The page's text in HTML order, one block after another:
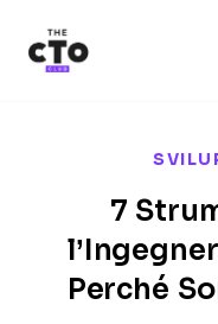
7
Perché